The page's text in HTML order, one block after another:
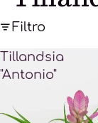
Filtro
Tillandsia
"Antonio"